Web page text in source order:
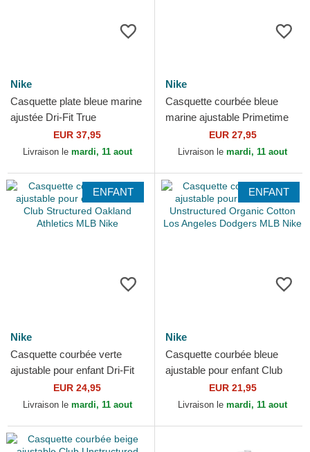
Nike
Casquette plate bleue marine
ajustée Dri-Fit True
Structured Round Bill Boston
Red Sox MLB Nike
EUR 37,95
Livraison le mardi, 11 aout
Nike
Casquette courbée bleue
marine ajustable Primetime
Club Unstructured Organic
Cotton New York...
EUR 27,95
Livraison le mardi, 11 aout
ENFANT
Nike
Casquette courbée verte
ajustable pour enfant Dri-Fit
Club Structured Oakland
Athletics MLB Nike
EUR 24,95
Livraison le mardi, 11 aout
ENFANT
Nike
Casquette courbée bleue
ajustable pour enfant Club
Unstructured Organic Cotton
Los Angeles...
EUR 21,95
Livraison le mardi, 11 aout